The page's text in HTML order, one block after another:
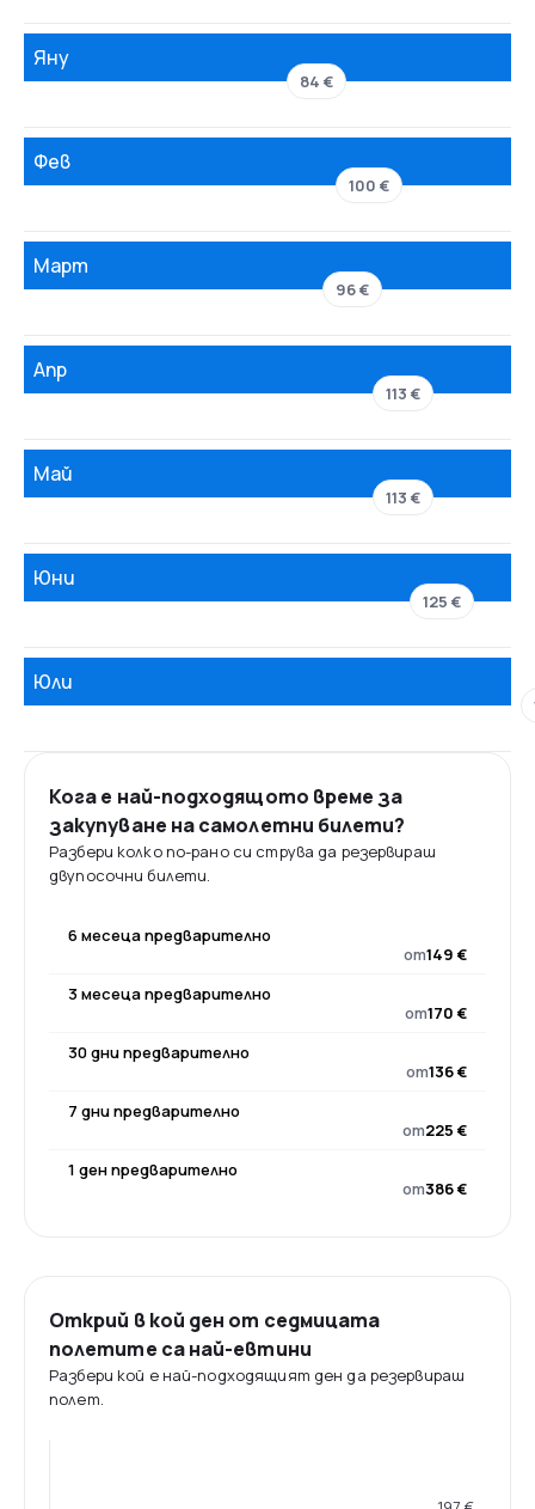
Яну
84 €
Фев
100 €
Март
96 €
Апр
113 €
Май
113 €
Юни
125 €
Юли
Кога е най-подходящото време за
закупуване на самолетни билети?
Разбери колко по-рано си струва да резервираш
двупосочни билети.
6 месеца предварително
от149 €
3 месеца предварително
от170 €
30 дни предварително
от136 €
7 дни предварително
от225 €
1 ден предварително
от386 €
Открий в кой ден от седмицата
полетите са най-евтини
Разбери кой е най-подходящият ден да резервираш
полет.